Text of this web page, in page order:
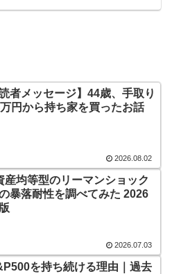
読者メッセージ】44歳、手取り
円から持ち家を買ったお話
2026.08.02
産均等型のリーマンショック
暴落耐性を調べてみた 2026
2026.07.03
を持ち続ける理由｜過去